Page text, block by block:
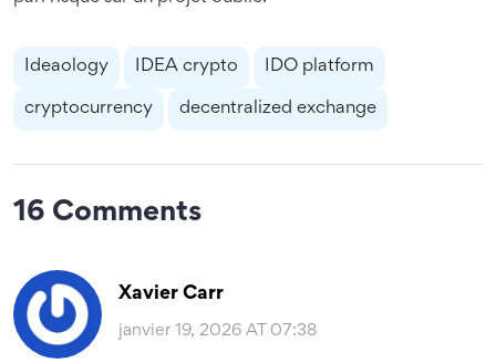
Ideaology IDEA crypto IDO platform
cryptocurrency decentralized exchange
16 Comments
Xavier Carr
janvier 19, 2026 AT 07:38